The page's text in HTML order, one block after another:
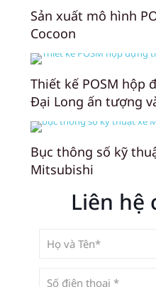
Sản xuất mô hình
Cocoon
Thiết kế POSM hộp
Đại Long ấn tượng
Bục thông số kỹ
Mitsubishi
Liên hệ